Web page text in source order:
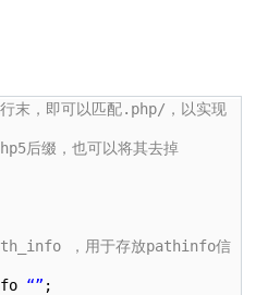
末，即可以匹配.php/，以实现
后缀，也可以将其去掉
，用于存放pathinfo信
“” ;